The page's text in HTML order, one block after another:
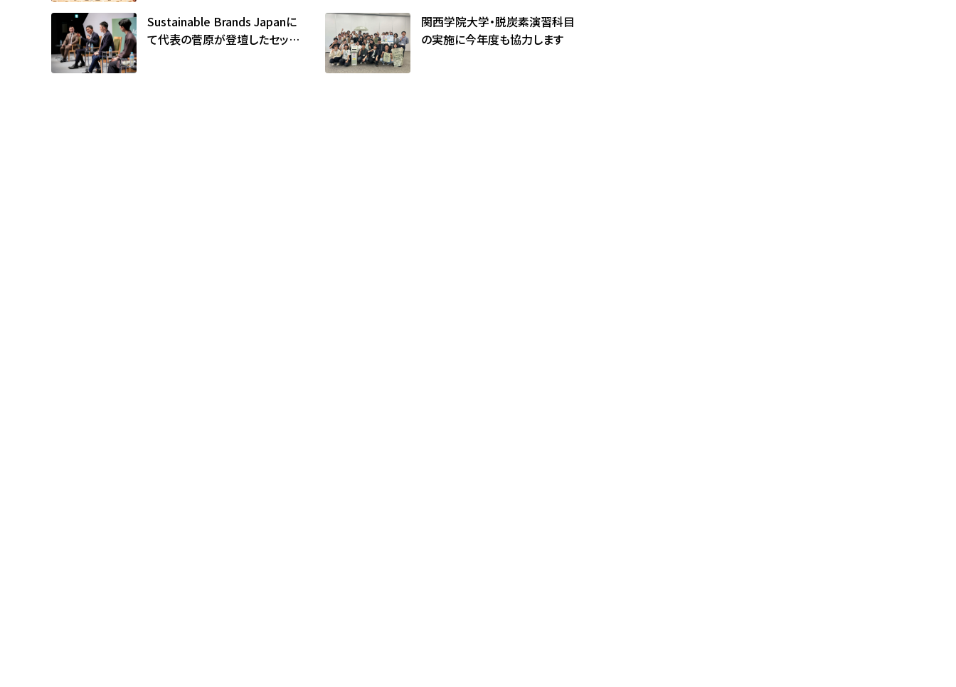
Sustainable Brands Japanに
て代表の菅原が登壇したセッシ
関西学院大学・脱炭素演習科目
の実施に今年度も協力します